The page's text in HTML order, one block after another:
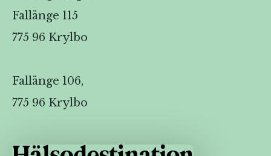
Fallänge 115
775 96 Krylbo
Fallänge 106,
775 96 Krylbo